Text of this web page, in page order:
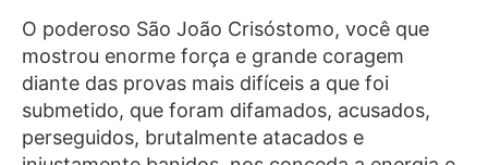
O poderoso São João Crisóstomo, você que
mostrou enorme força e grande coragem
diante das provas mais difíceis a que foi
submetido, que foram difamados, acusados,
perseguidos, brutalmente atacados e